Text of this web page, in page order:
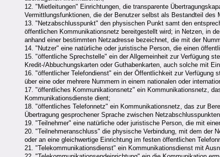
12. "Mietleitungen" Einrichtungen, die transparente
Vermittlungsfunktionen, die der Benutzer selbst als Bestandteil des
13. "Netzabschlusspunkt" den physischen Punkt samt den
öffentlichen Kommunikationsnetz bereitgestellt wird; in Netzen, in
anhand einer bestimmten Netzadresse bezeichnet, die mit der
14. "Nutzer" eine natürliche oder juristische Person, die einen
15. "öffentliche Sprechstelle" ein der Allgemeinheit zur Verfügung
Kredit-/Abbuchungskarten oder Guthabenkarten, auch solche mit
16. "öffentlicher Telefondienst" ein der Öffentlichkeit zur Verfügung
über eine oder mehrere Nummern in einem nationalen oder
17. "öffentliches Kommunikationsnetz" ein Kommunikationsnetz,
Kommunikationsdienste dient;
18. "öffentliches Telefonnetz" ein Kommunikationsnetz, das zur
Übertragung gesprochener Sprache zwischen
19. "Teilnehmer" eine natürliche oder juristische Person, die mit
20. "Teilnehmeranschluss" die physische Verbindung, mit dem der
oder an eine gleichwertige Einrichtung im festen öffentlichen
21. "Telekommunikationsdienst" ein Kommunikationsdienst mit